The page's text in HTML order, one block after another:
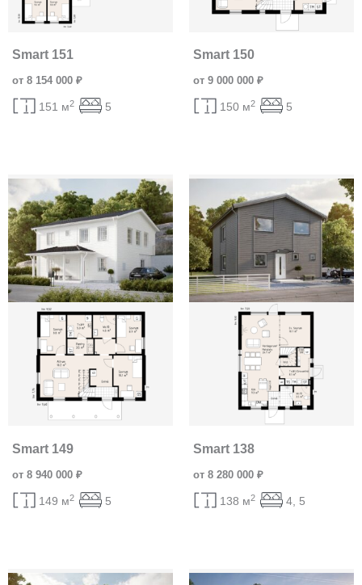
Smart 151
от 8 154 000 ₽
151 м2 5
Smart 150
от 9 000 000 ₽
150 м2 5
Smart 149
от 8 940 000 ₽
149 м2 5
Smart 138
от 8 280 000 ₽
138 м2 4, 5